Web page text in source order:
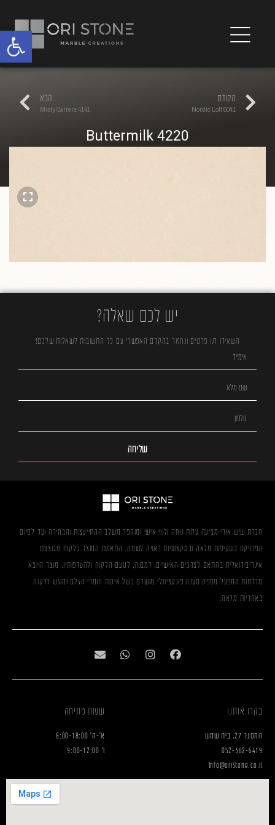
הקודם
6041 Nordic Loft
הבא
4141 Misty Carrera
4220 Buttermilk
יש לכם שאלה?
השאירו לנו פרטים ונחזור בהקדם האפשרי עם כל התשובות לשאלות שלכם!
שליחה
חברת שיש אורי מציעה עלות נוחה ולווי אישי ומוקפד משלב ההתייעצות והבחירה ועד לסיום
הפרויקט בשקיפות מלאה ובמקצועיות ראויה לשמה. התאמת המוצר ללקוח מבוצעת
אינדיבידואלית בהתאם לצרכים האישיים, למבנה, לטעם הלקוח ולהעדפותיו. מוצר היוצא
מדלתות המפעל מספק מענה פונקציונלי מושלם בשל איכות חומרי הגלם ומוגש ללקוח
באחריות מלאה.
בקרו אותנו
המסגר 27, בית שמש
052-362-6419
Info@oristone.co.il
שעות פתיחה
א'-ה' 8:00-18:00
ו' 9:00-12:00